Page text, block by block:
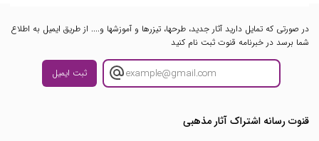
در صورتی که تمایل دارید آثار جدید، طرحها، تیزرها و آموزشها و.... از طریق ایمیل به اطلاع
شما برسد در خبرنامه قنوت ثبت نام کنید
ثبت ایمیل
قنوت رسانه اشتراک آثار مذهبی